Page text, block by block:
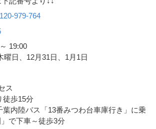
979-764
19:00
曜日、12月31日、1月1日
ス
徒歩15分
葉内陸バス「13番みつわ台車庫行き」に乗
で下車～徒歩3分